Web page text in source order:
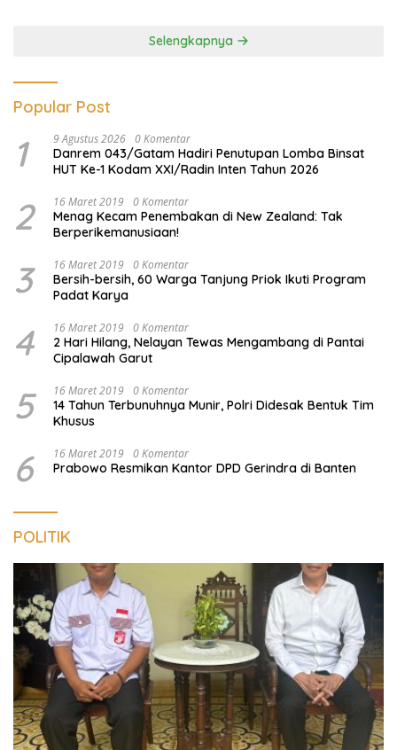
Selengkapnya
Popular Post
1 9 Agustus 2026 0 Komentar
Danrem 043/Gatam Hadiri Penutupan Lomba Binsat
HUT Ke-1 Kodam XXI/Radin Inten Tahun 2026
2 16 Maret 2019 0 Komentar
Menag Kecam Penembakan di New Zealand: Tak
Berperikemanusiaan!
3 16 Maret 2019 0 Komentar
Bersih-bersih, 60 Warga Tanjung Priok Ikuti Program
Padat Karya
4 16 Maret 2019 0 Komentar
2 Hari Hilang, Nelayan Tewas Mengambang di Pantai
Cipalawah Garut
5 16 Maret 2019 0 Komentar
14 Tahun Terbunuhnya Munir, Polri Didesak Bentuk Tim
Khusus
6 16 Maret 2019 0 Komentar
Prabowo Resmikan Kantor DPD Gerindra di Banten
POLITIK